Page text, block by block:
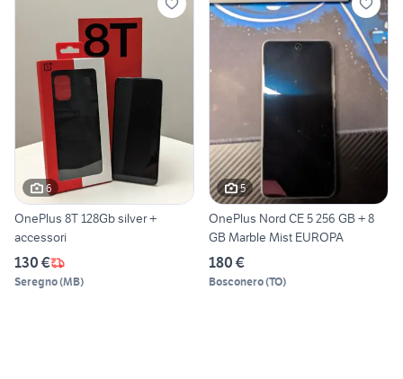
6
OnePlus 8T 128Gb silver +
accessori
130 €
Seregno(MB)
5
OnePlus Nord CE 5 256 GB + 8
GB Marble Mist EUROPA
180 €
Bosconero(TO)